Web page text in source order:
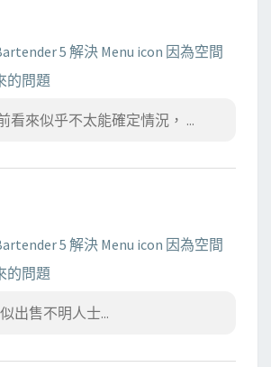
5 解決 Menu icon 因為空間
的問題
看來似乎不太能確定情況， ...
5 解決 Menu icon 因為空間
的問題
出售不明人士...